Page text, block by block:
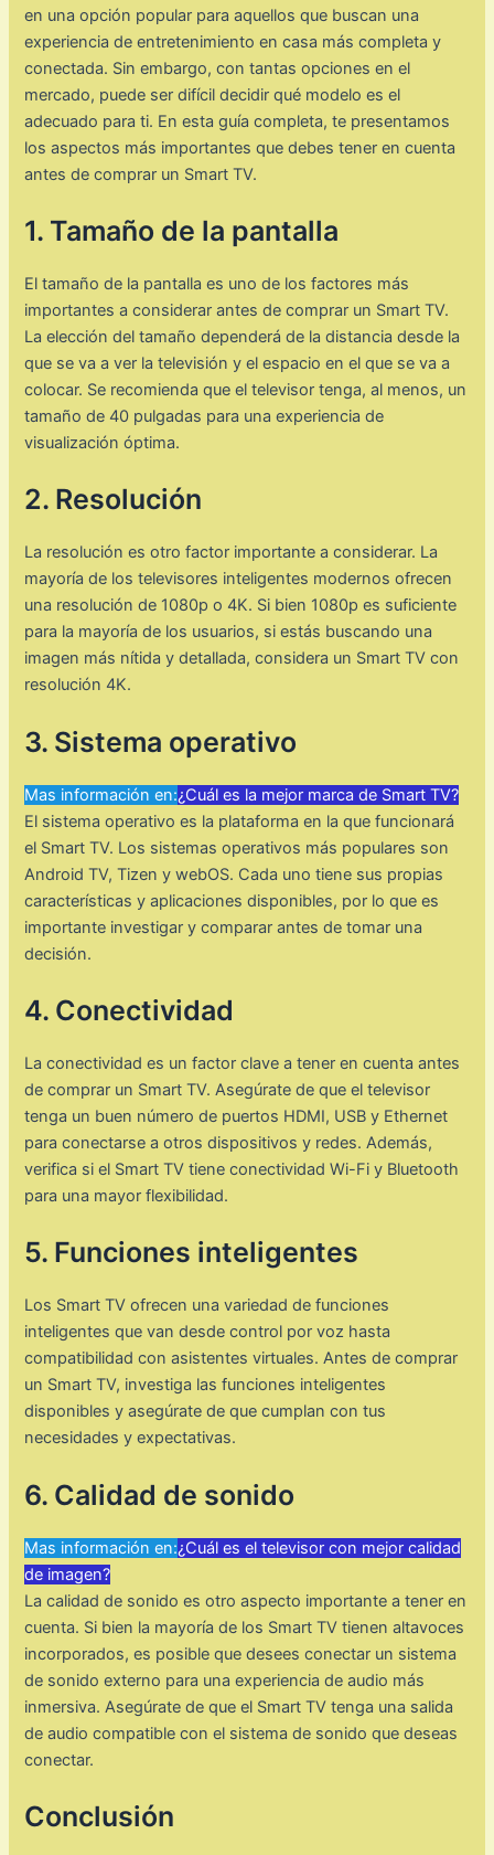
en una opción popular para aquellos que buscan una
experiencia de entretenimiento en casa más completa y
conectada. Sin embargo, con tantas opciones en el
mercado, puede ser difícil decidir qué modelo es el
adecuado para ti. En esta guía completa, te presentamos
los aspectos más importantes que debes tener en cuenta
antes de comprar un Smart TV.
1. Tamaño de la pantalla
El tamaño de la pantalla es uno de los factores más
importantes a considerar antes de comprar un Smart TV.
La elección del tamaño dependerá de la distancia desde la
que se va a ver la televisión y el espacio en el que se va a
colocar. Se recomienda que el televisor tenga, al menos, un
tamaño de 40 pulgadas para una experiencia de
visualización óptima.
2. Resolución
La resolución es otro factor importante a considerar. La
mayoría de los televisores inteligentes modernos ofrecen
una resolución de 1080p o 4K. Si bien 1080p es suficiente
para la mayoría de los usuarios, si estás buscando una
imagen más nítida y detallada, considera un Smart TV con
resolución 4K.
3. Sistema operativo
Mas información en:¿Cuál es la mejor marca de Smart TV?
El sistema operativo es la plataforma en la que funcionará
el Smart TV. Los sistemas operativos más populares son
Android TV, Tizen y webOS. Cada uno tiene sus propias
características y aplicaciones disponibles, por lo que es
importante investigar y comparar antes de tomar una
decisión.
4. Conectividad
La conectividad es un factor clave a tener en cuenta antes
de comprar un Smart TV. Asegúrate de que el televisor
tenga un buen número de puertos HDMI, USB y Ethernet
para conectarse a otros dispositivos y redes. Además,
verifica si el Smart TV tiene conectividad Wi-Fi y Bluetooth
para una mayor flexibilidad.
5. Funciones inteligentes
Los Smart TV ofrecen una variedad de funciones
inteligentes que van desde control por voz hasta
compatibilidad con asistentes virtuales. Antes de comprar
un Smart TV, investiga las funciones inteligentes
disponibles y asegúrate de que cumplan con tus
necesidades y expectativas.
6. Calidad de sonido
Mas información en:¿Cuál es el televisor con mejor calidad
de imagen?
La calidad de sonido es otro aspecto importante a tener en
cuenta. Si bien la mayoría de los Smart TV tienen altavoces
incorporados, es posible que desees conectar un sistema
de sonido externo para una experiencia de audio más
inmersiva. Asegúrate de que el Smart TV tenga una salida
de audio compatible con el sistema de sonido que deseas
conectar.
Conclusión